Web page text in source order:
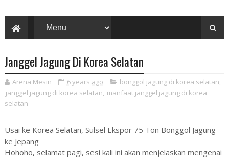
Janggel Jagung Di Korea Selatan
Arena Mesin 6 years ago bonggol jagung di korea selatan,
janggel jagung di korea selatan, manfaat janggel jagung di korea
selatan
Usai ke Korea Selatan, Sulsel Ekspor 75 Ton Bonggol Jagung
ke Jepang
Hohoho, selamat pagi, sesi kali ini akan menjelaskan mengenai